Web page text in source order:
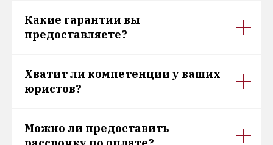
Какие гарантии вы
предоставляете?
Хватит ли компетенции у ваших
юристов?
Можно ли предоставить